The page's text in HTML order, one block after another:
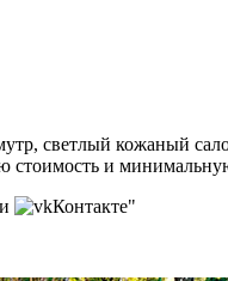
светлый кожаный
стоимость и
Контакте"